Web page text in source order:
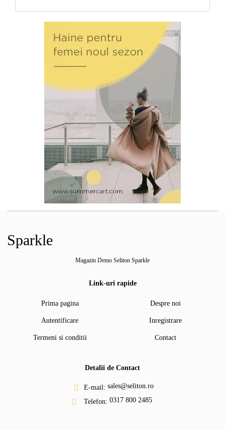
Sparkle
Magazin Demo Seliton Sparkle
Link-uri rapide
Prima pagina Despre noi
Autentificare Inregistrare
Termeni si conditii Contact
Detalii de Contact
E-mail: sales@seliton.ro
Telefon: 0317 800 2485